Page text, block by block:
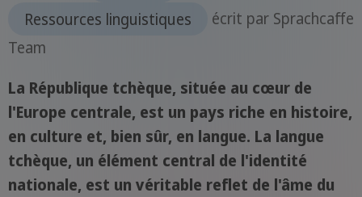
Ressources linguistiques
écrit par Sprachcaffe
Team
La République tchèque, située au cœur de
l'Europe centrale, est un pays riche en histoire,
en culture et, bien sûr, en langue. La langue
tchèque, un élément central de l'identité
nationale, est un véritable reflet de l'âme du